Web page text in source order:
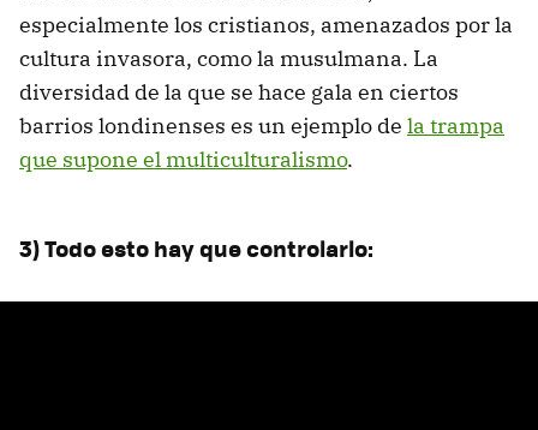
especialmente los cristianos, amenazados por la
cultura invasora, como la musulmana. La
diversidad de la que se hace gala en ciertos
barrios londinenses es un ejemplo de la trampa
que supone el multiculturalismo.
3) Todo esto hay que controlarlo: